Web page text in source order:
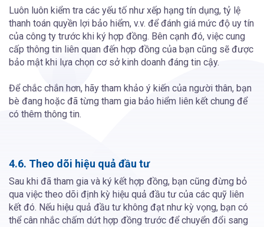
Luôn luôn kiểm tra các yếu tố như xếp hạng tín dụng, tỷ lệ
thanh toán quyền lợi bảo hiểm, v.v. để đánh giá mức độ uy tín
của công ty trước khi ký hợp đồng. Bên cạnh đó, việc cung
cấp thông tin liên quan đến hợp đồng của bạn cũng sẽ được
bảo mật khi lựa chọn cơ sở kinh doanh đáng tin cậy.
Để chắc chắn hơn, hãy tham khảo ý kiến của người thân, bạn
bè đang hoặc đã từng tham gia bảo hiểm liên kết chung để
có thêm thông tin.
4.6. Theo dõi hiệu quả đầu tư
Sau khi đã tham gia và ký kết hợp đồng, bạn cũng đừng bỏ
qua việc theo dõi định kỳ hiệu quả đầu tư của các quỹ liên
kết đó. Nếu hiệu quả đầu tư không đạt như kỳ vọng, bạn có
thể cân nhắc chấm dứt hợp đồng trước để chuyển đổi sang